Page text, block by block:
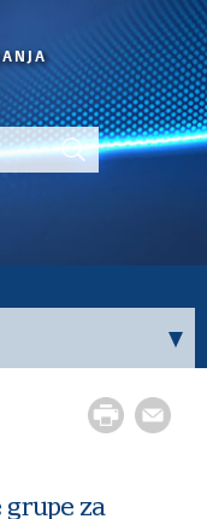
društva
grupe za